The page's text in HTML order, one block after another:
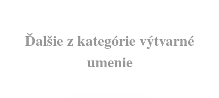
Ďalšie z kategórie výtvarné
umenie